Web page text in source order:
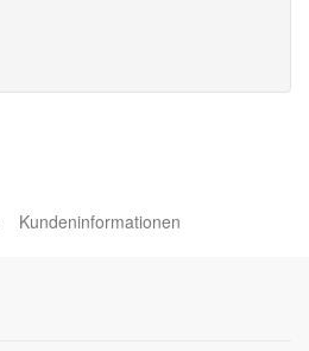
Kundeninformationen